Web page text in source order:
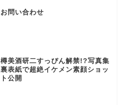
お問い合わせ
樽美酒研二すっぴん解禁!?写真集
裏表紙で超絶イケメン素顔ショッ
ト公開